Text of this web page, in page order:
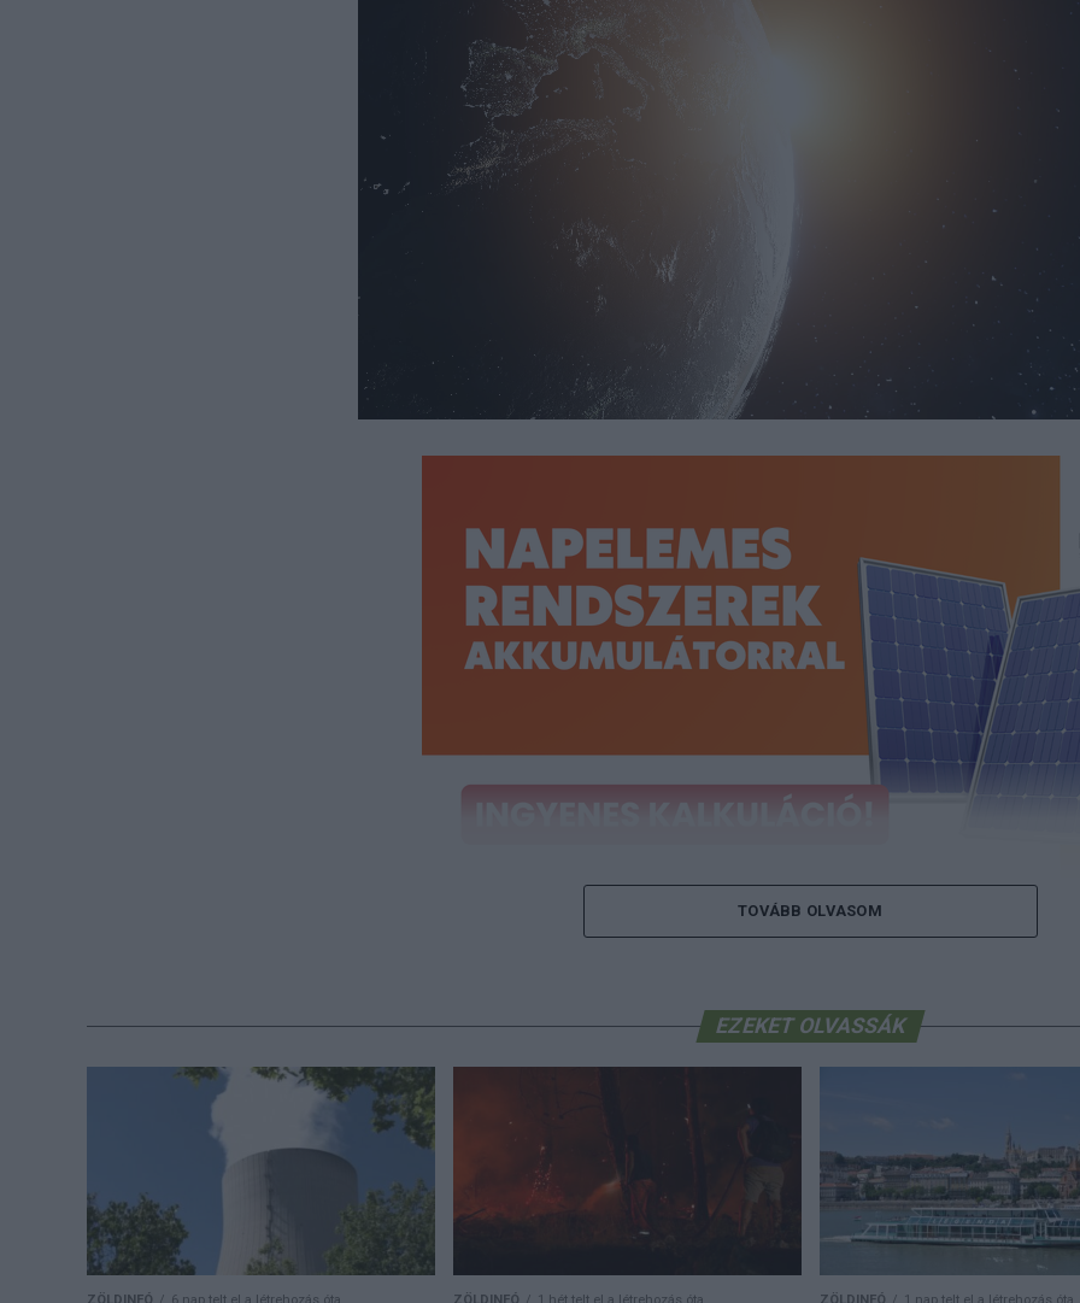
Töltse ki a napelem-kalkulátort, és tudja meg,
kerülhet az Ön rendszere!Ingyenes kalkulálás itt
Az egészségügyi határérték felett alakult az ózon koncentrációja a
és esti órákban a nagyobb városokban a HungaroMet Zrt.
megfelelően – írja az
alternativenergia.hu
nyugodt időjárás várható, az intenzív besugárzás hatására a nagyobb
egészségügyi határérték felett alakulhat az ózonkoncentráció a
órákban – írta a légszennyezettséggel foglalkozó oldalán a
tájékoztatás kitér arra, hogy a nyári időszak egyik fő levegőminőségi
kiemelten káros az emberi egészségre és az ökoszisztémákra, a
TOVÁBB OLVASOM
EZEKET OLVASSÁK